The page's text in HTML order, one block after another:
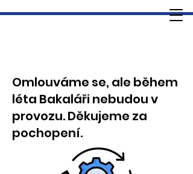
Omlouváme se, ale během
léta Bakaláři nebudou v
provozu. Děkujeme za
pochopení.